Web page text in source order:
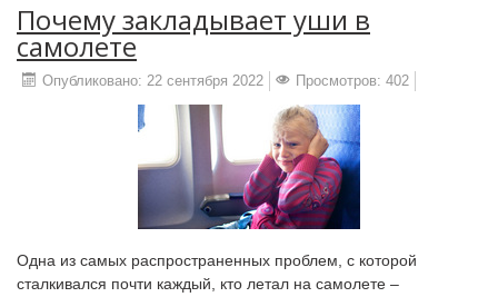
Почему закладывает уши в
самолете
Опубликовано: 22 сентября 2022 Просмотров: 402
Одна из самых распространенных проблем, с которой
сталкивался почти каждый, кто летал на самолете –